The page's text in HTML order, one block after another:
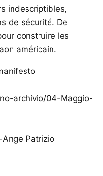
indescriptibles,
de sécurité. De
construire les
américain.
archivio/04-Maggio-
Ange Patrizio